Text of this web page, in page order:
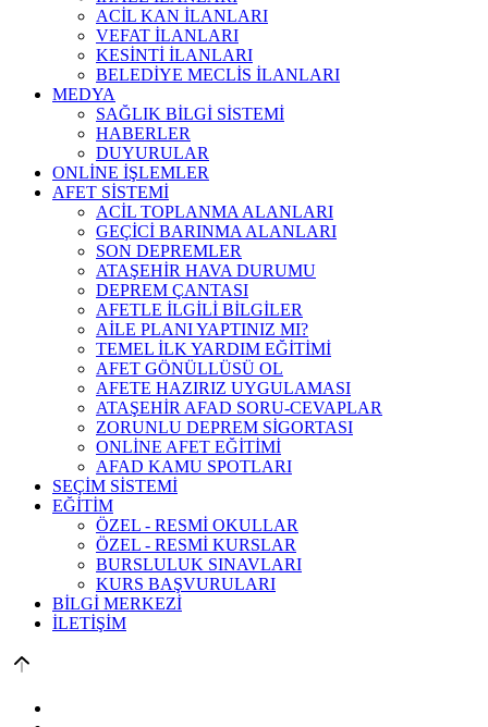
ACİL KAN İLANLARI
VEFAT İLANLARI
KESİNTİ İLANLARI
BELEDİYE MECLİS İLANLARI
MEDYA
SAĞLIK BİLGİ SİSTEMİ
HABERLER
DUYURULAR
ONLİNE İŞLEMLER
AFET SİSTEMİ
ACİL TOPLANMA ALANLARI
GEÇİCİ BARINMA ALANLARI
SON DEPREMLER
ATAŞEHİR HAVA DURUMU
DEPREM ÇANTASI
AFETLE İLGİLİ BİLGİLER
AİLE PLANI YAPTINIZ MI?
TEMEL İLK YARDIM EĞİTİMİ
AFET GÖNÜLLÜSÜ OL
AFETE HAZIRIZ UYGULAMASI
ATAŞEHİR AFAD SORU-CEVAPLAR
ZORUNLU DEPREM SİGORTASI
ONLİNE AFET EĞİTİMİ
AFAD KAMU SPOTLARI
SEÇİM SİSTEMİ
EĞİTİM
ÖZEL - RESMİ OKULLAR
ÖZEL - RESMİ KURSLAR
BURSLULUK SINAVLARI
KURS BAŞVURULARI
BİLGİ MERKEZİ
İLETİŞİM